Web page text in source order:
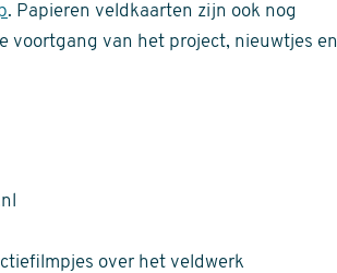
. Papieren veldkaarten zijn ook nog
voortgang van het project, nieuwtjes en
over het veldwerk